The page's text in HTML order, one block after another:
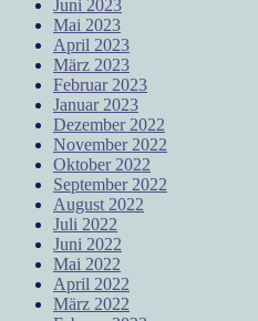
Juni 2023
Mai 2023
April 2023
März 2023
Februar 2023
Januar 2023
Dezember 2022
November 2022
Oktober 2022
September 2022
August 2022
Juli 2022
Juni 2022
Mai 2022
April 2022
März 2022